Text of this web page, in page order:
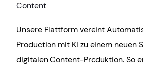
Content
Unsere Plattform vereint
Production mit KI zu einem neuen
digitalen Content-Produktion. So